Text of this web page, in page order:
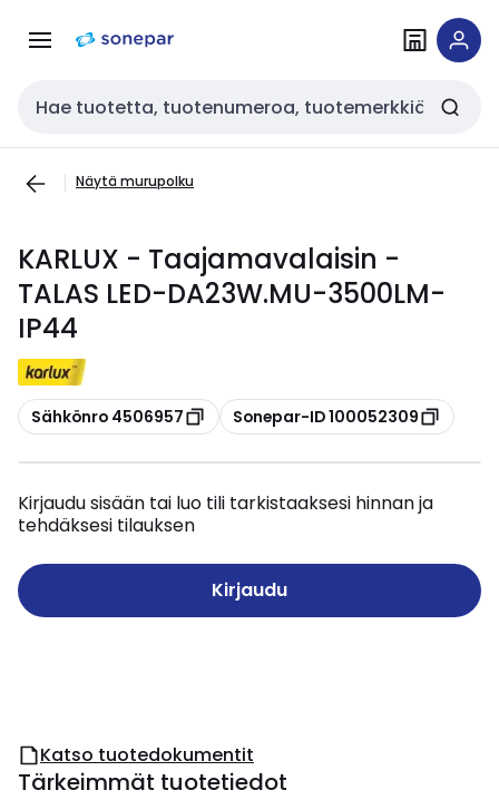
navigointiinsisältöön
Haku
Näytä murupolku
KARLUX - Taajamavalaisin -
TALAS LED-DA23W.MU-3500LM-
IP44
Kopioi
Sähkönro 4506957 Kopioi
Sonepar-ID 100052309
Kirjaudu sisään tai luo tili tarkistaaksesi hinnan ja
tehdäksesi tilauksen
Kirjaudu
Katso tuotedokumentit
Tärkeimmät tuotetiedot